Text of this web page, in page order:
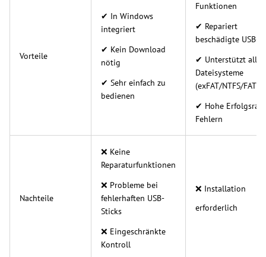
Vorteile
✔ In Windows
integriert
✔ Kein Download
nötig
✔ Sehr einfach zu
bedienen
Funktionen
✔ Repariert
beschädigte USB-
✔ Unterstützt alle
Dateisysteme
(exFAT/NTFS/
✔ Hohe
Fehlern
Nachteile
❌ Keine
Reparaturfunktionen
❌ Probleme bei
fehlerhaften USB-
Sticks
❌ Eingeschränkte
Kontroll
❌ Installation
erforderlich